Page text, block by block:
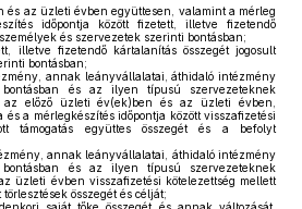
és az üzleti évben együttesen, valamint a mérleg
időpontja között fizetett, illetve fizetendő
és szervezetek szerinti bontásban;
illetve fizetendő kártalanítás összegét jogosult
bontásban;
annak leányvállalatai, áthidaló intézmény
és az ilyen típusú szervezeteknek
az előző üzleti év(ek)ben és az üzleti évben,
és a mérlegkészítés időpontja között visszafizetési
támogatás együttes összegét és a befolyt
annak leányvállalatai, áthidaló intézmény
és az ilyen típusú szervezeteknek
üzleti évben visszafizetési kötelezettség mellett
összegét és célját;